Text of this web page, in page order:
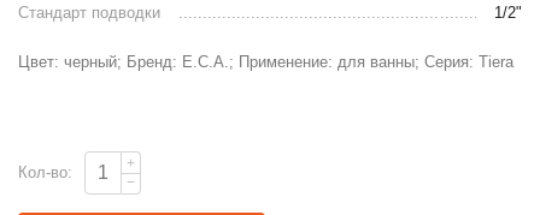
Стандарт подводки
1/2"
Цвет: черный; Бренд: E.C.A.; Применение: для ванны; Серия: Tiera
Кол-во:
+
−